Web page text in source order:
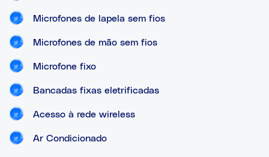
Microfones de lapela sem fios
Microfones de mão sem fios
Microfone fixo
Bancadas fixas eletrificadas
Acesso à rede wireless
Ar Condicionado